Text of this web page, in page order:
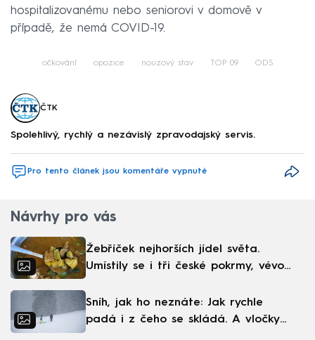
hospitalizovanému nebo seniorovi v domově v
případě, že nemá COVID-19.
očkování opozice nouzový stav TOP 09 ODS
ČTK
Spolehlivý, rychlý a nezávislý zpravodajský servis.
Pro tento článek jsou komentáře vypnuté
Návrhy pro vás
Žebříček nejhorších jídel světa.
Umístily se i tři české pokrmy, vévodí
Sníh, jak ho neznáte: Jak rychle
padá i z čeho se skládá. A vločky